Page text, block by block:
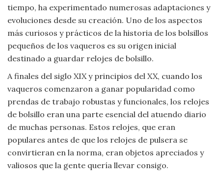
Universo
Viajar
tiempo, ha experimentado numerosas adaptaciones y
evoluciones desde su creación. Uno de los aspectos
más curiosos y prácticos de la historia de los bolsillos
pequeños de los vaqueros es su origen inicial
destinado a guardar relojes de bolsillo.
A finales del siglo XIX y principios del XX, cuando los
vaqueros comenzaron a ganar popularidad como
prendas de trabajo robustas y funcionales, los relojes
de bolsillo eran una parte esencial del atuendo diario
de muchas personas. Estos relojes, que eran
populares antes de que los relojes de pulsera se
convirtieran en la norma, eran objetos apreciados y
valiosos que la gente quería llevar consigo.